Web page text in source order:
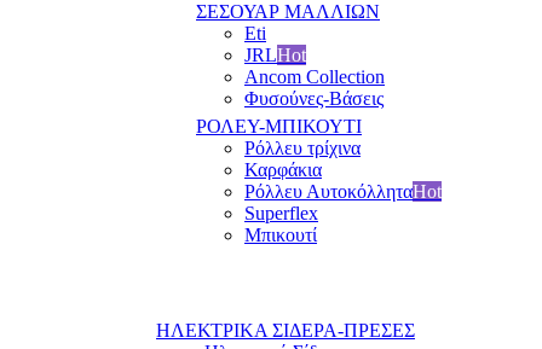
ΣΕΣΟΥΑΡ ΜΑΛΛΙΩΝ
Eti
JRLHot
Ancom Collection
Φυσούνες-Βάσεις
ΡΟΛΕΥ-ΜΠΙΚΟΥΤΙ
Ρόλλευ τρίχινα
Καρφάκια
Ρόλλευ ΑυτοκόλληταHot
Superflex
Μπικουτί
ΗΛΕΚΤΡΙΚΑ ΣΙΔΕΡΑ-ΠΡΕΣΕΣ